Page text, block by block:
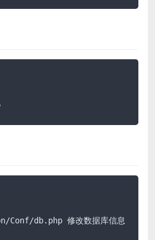
Conf/db.php 修改数据库信息